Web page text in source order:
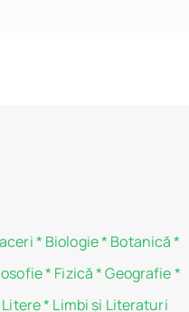
* Biologie* Botanică *
* Fizică* Geografie*
Litere* Limbi și Literaturi